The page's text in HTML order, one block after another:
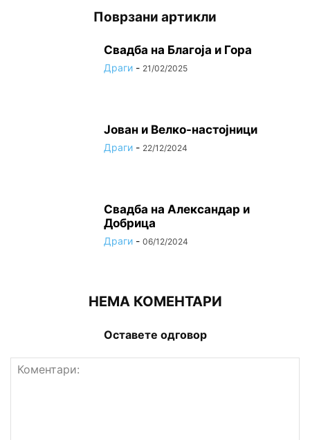
Поврзани артикли
Свадба на Благоја и Гора
Драги - 21/02/2025
Јован и Велко-настојници
Драги - 22/12/2024
Свадба на Александар и
Добрица
Драги - 06/12/2024
НЕМА КОМЕНТАРИ
Оставете одговор